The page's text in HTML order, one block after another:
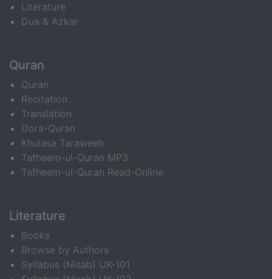
Literature
Dua & Azkar
Quran
Quran
Recitation
Translation
Dora-Quran
Khulasa Taraweeh
Tafheem-ul-Quran MP3
Tafheem-ul-Quran Read-Online
Literature
Books
Browse by Authors
Syllabus (Nisab) UK-101